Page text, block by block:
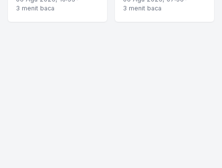
3 menit baca
3 menit baca